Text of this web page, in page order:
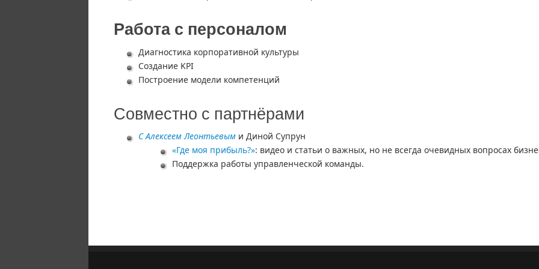
Работа с персоналом
Диагностика корпоративной культуры
Создание KPI
Построение модели компетенций
Совместно с партнёрами
С Алексеем Леонтьевым и Диной Супрун
«Где моя прибыль?»: видео и статьи о важных, но не всегда очевидных вопросах
Поддержка работы управленческой команды.